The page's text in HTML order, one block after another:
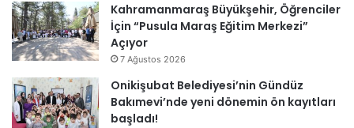
Kahramanmaraş Büyükşehir, Öğrenciler
İçin “Pusula Maraş Eğitim Merkezi”
Açıyor
7 Ağustos 2026
Onikişubat Belediyesi’nin Gündüz
Bakımevi’nde yeni dönemin ön kayıtları
başladı!